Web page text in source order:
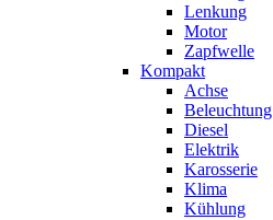
Lenkung
Motor
Zapfwelle
Kompakt
Achse
Beleuchtung
Diesel
Elektrik
Karosserie
Klima
Kühlung